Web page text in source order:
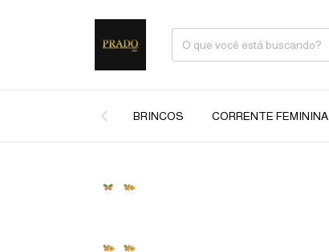
BRINCOS CORRENTE FEMININA